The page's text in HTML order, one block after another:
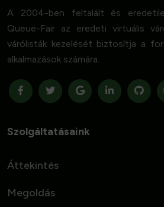
A 2004-ben feltalált és
Queue-Fair az eredeti virtuális
várólisták kezelését biztosítja a
alkalmazások számára.
Szolgáltatásaink
Áttekintés
Megoldás